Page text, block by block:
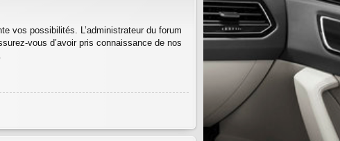
vos possibilités. L’administrateur du forum
vous d’avoir pris connaissance de nos